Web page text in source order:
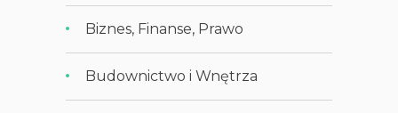
Biznes, Finanse, Prawo
Budownictwo i Wnętrza